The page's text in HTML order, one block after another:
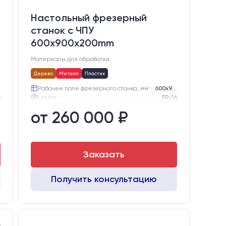
Настольный фрезерный
станок с ЧПУ
600x900x200mm
Материалы для обработки:
Дерево Металл Пластик
Рабочее поле фрезерного станка, мм:
Цанга:
ER-16
Вид охлаждения:
Стол:
от 260 000 ₽
Заказать
Получить консультацию